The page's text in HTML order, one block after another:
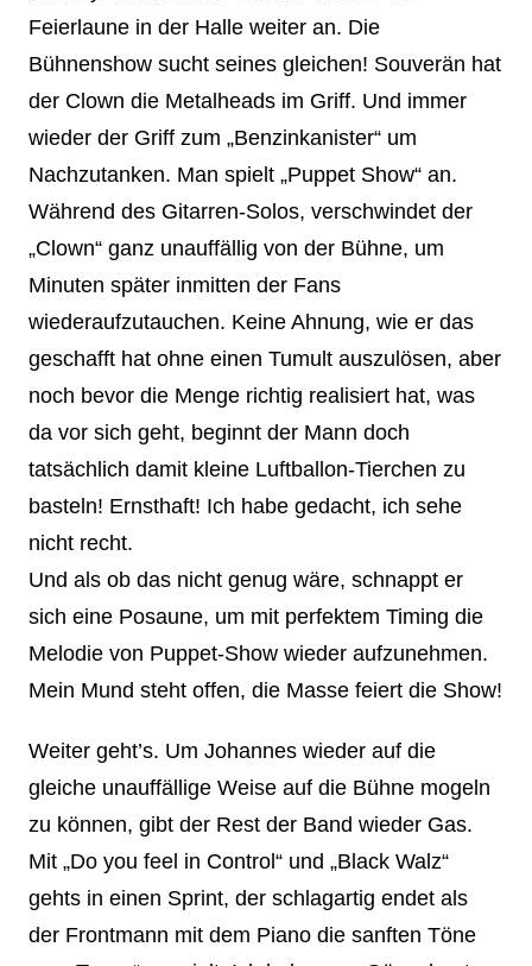
Feierlaune in der Halle weiter an. Die
Bühnenshow sucht seines gleichen! Souverän hat
der Clown die Metalheads im Griff. Und immer
wieder der Griff zum „Benzinkanister“ um
Nachzutanken. Man spielt „Puppet Show“ an.
Während des Gitarren-Solos, verschwindet der
„Clown“ ganz unauffällig von der Bühne, um
Minuten später inmitten der Fans
wiederaufzutauchen. Keine Ahnung, wie er das
geschafft hat ohne einen Tumult auszulösen, aber
noch bevor die Menge richtig realisiert hat, was
da vor sich geht, beginnt der Mann doch
tatsächlich damit kleine Luftballon-Tierchen zu
basteln! Ernsthaft! Ich habe gedacht, ich sehe
nicht recht.
Und als ob das nicht genug wäre, schnappt er
sich eine Posaune, um mit perfektem Timing die
Melodie von Puppet-Show wieder aufzunehmen.
Mein Mund steht offen, die Masse feiert die Show!
Weiter geht’s. Um Johannes wieder auf die
gleiche unauffällige Weise auf die Bühne mogeln
zu können, gibt der Rest der Band wieder Gas.
Mit „Do you feel in Control“ und „Black Walz“
gehts in einen Sprint, der schlagartig endet als
der Frontmann mit dem Piano die sanften Töne